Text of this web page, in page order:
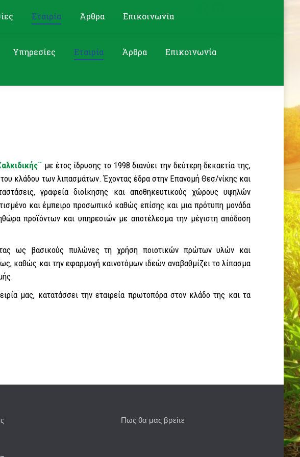
in
Υπηρεσίες Εταιρία Άρθρα Επικοινωνία
με έτος ίδρυσης το 1998 διανύει την δεύτερη δεκαετία της,
κλάδου των λιπασμάτων. Έχοντας έδρα στην Επανομή Θεσ/νίκης και
γραφεία διοίκησης και αποθηκευτικούς χώρους υψηλών
και έμπειρο προσωπικό καθώς επίσης και μια πρότυπη μονάδα
προϊόντων και υπηρεσιών με αποτέλεσμα την μέγιστη απόδοση
ως βασικούς πυλώνες τη χρήση ποιοτικών πρώτων υλών και
καθώς και την εφαρμογή καινοτόμων ιδεών αναβαθμίζει το λίπασμα
μας, κατατάσσει την εταιρεία πρωτοπόρα στον κλάδο της και τα
Πως θα μας βρείτε
Εταιρία Άρθρα Επικοινωνία